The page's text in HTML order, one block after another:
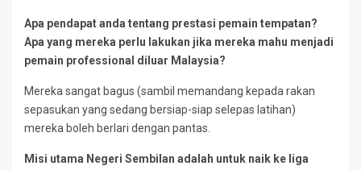
Apa pendapat anda tentang prestasi pemain tempatan?
Apa yang mereka perlu lakukan jika mereka mahu menjadi
pemain professional diluar Malaysia?
Mereka sangat bagus (sambil memandang kepada rakan
sepasukan yang sedang bersiap-siap selepas latihan)
mereka boleh berlari dengan pantas.
Misi utama Negeri Sembilan adalah untuk naik ke liga